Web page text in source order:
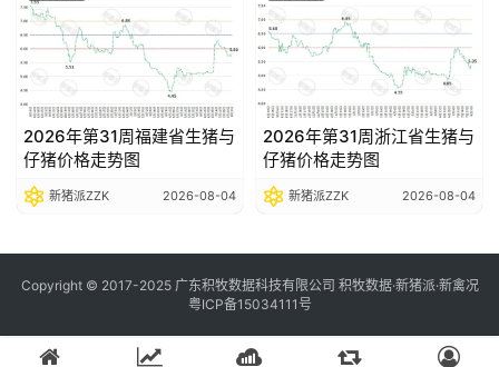
2026年第31周福建省生猪与
仔猪价格走势图
新猪派ZZK 2026-08-04
2026年第31周浙江省生猪与
仔猪价格走势图
新猪派ZZK 2026-08-04
Copyright © 2017-2025 广东积牧数据科技有限公司 积牧数据·新猪派·新禽况
粤ICP备15034111号